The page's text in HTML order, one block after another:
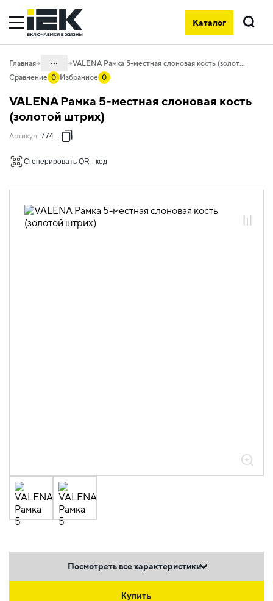
Каталог
Поиск
Главная ...
06. Изделия электроустановочные,
удлинители и силовые разъемы
06.01 Электроустановочные изделия
06.01.14 Электроустановочные
06.01.14.ХХ Продукция, выведенная из
VALENA Рамка 5-местная слоновая кость (золотой штрих)
Сравнение 0 Избранное 0
VALENA Рамка 5-местная слоновая кость
(золотой штрих)
Артикул: 774155
Сгенерировать QR - код
Посмотреть все характеристики
Купить